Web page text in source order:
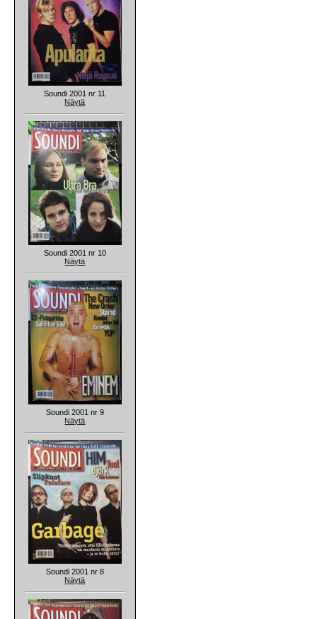
Soundi 2001 nr 11
Näytä
Soundi 2001 nr 10
Näytä
Soundi 2001 nr 9
Näytä
Soundi 2001 nr 8
Näytä